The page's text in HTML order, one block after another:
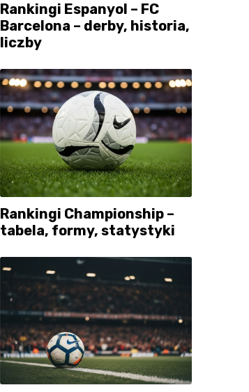
Rankingi Espanyol – FC
Barcelona – derby, historia,
liczby
Rankingi Championship –
tabela, formy, statystyki